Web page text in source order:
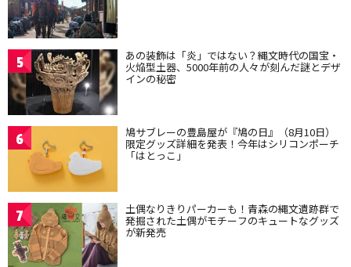
5 あの装飾は「炎」ではない？縄文時代の国宝・
火焔型土器、5000年前の人々が刻んだ謎とデザ
インの秘密
6 鳩サブレーの豊島屋が『鳩の日』（8月10日）
限定グッズ詳細を発表！今年はシリコンポーチ
「はとっこ」
7 土偶なりきりパーカーも！青森の縄文遺跡群で
発掘された土偶がモチーフのキュートなグッズ
が新発売